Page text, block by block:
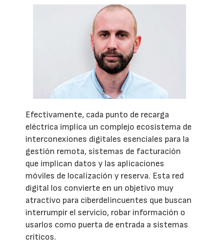
Efectivamente, cada punto de recarga
eléctrica implica un complejo ecosistema de
interconexiones digitales esenciales para la
gestión remota, sistemas de facturación
que implican datos y las aplicaciones
móviles de localización y reserva. Esta red
digital los convierte en un objetivo muy
atractivo para ciberdelincuentes que buscan
interrumpir el servicio, robar información o
usarlos como puerta de entrada a sistemas
críticos.